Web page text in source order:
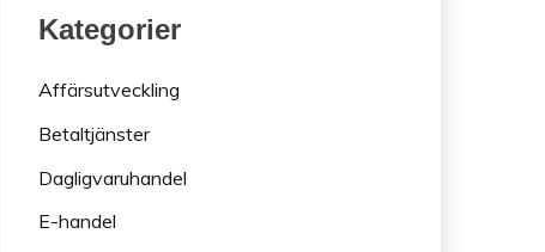
Kategorier
Affärsutveckling
Betaltjänster
Dagligvaruhandel
E-handel